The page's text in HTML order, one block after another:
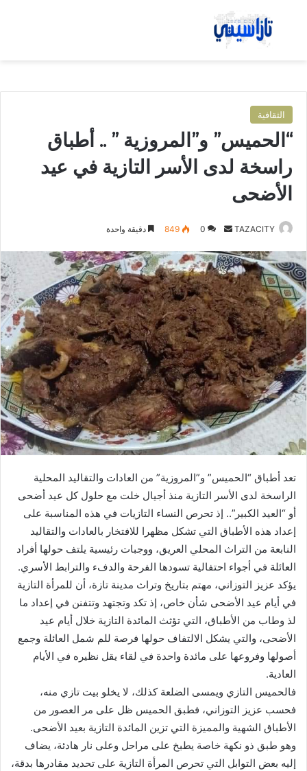
بحث عن
الثقافية
“الحميس” و”المروزية ” .. أطباق
راسخة لدى الأسر التازية في عيد
الأضحى
TAZACITY
س
ل
ب
ر
ي
د
ا
إ
ل
ك
ت
ر
ن
ا
0
849 دقيقة واحدة
تعد أطباق “الحميس” و”المروزية” من العادات والتقاليد المحلية
الراسخة لدى الأسر التازية منذ أجيال خلت مع حلول كل عيد أضحى
أو “العيد الكبير”.. إذ تحرص النساء التازيات في هذه المناسبة على
إعداد هذه الأطباق التي تشكل مظهرا للافتخار بالعادات والتقاليد
النابعة من التراث المحلي العريق، ووجبات رئيسية يلتف حولها أفراد
العائلة في أجواء احتفالية تسودها الفرحة والدفء والترابط الأسري.
يؤكد عزيز التوزاني، مهتم بتاريخ وتراث مدينة تازة، أن للمرأة التازية
في أيام عيد الأضحى شأن خاص، إذ تكد وتجتهد وتتفنن في إعداد ما
لذ وطاب من الأطباق، التي تؤثث المائدة التازية خلال أيام عيد
الأضحى، والتي يشكل الالتفاف حولها فرصة للم شمل العائلة وجمع
أصولها وفروعها على مائدة واحدة في لقاء يقل نظيره في الأيام
العادية.
فالحميس التازي ويمسى الضلعة كذلك، لا يخلو بيت تازي منه،
فحسب عزيز التوزاني، فطبق الحميس ظل على مر العصور من
الأطباق الشهية والمميزة التي تزين المائدة التازية بعيد الأضحى.
وهو طبق ذو نكهة خاصة يطبخ على مراحل وعلى نار هادئة، يضاف
إليه بعض التوابل التي تحرص المرأة التازية على تحديد مقادرها بدقة،